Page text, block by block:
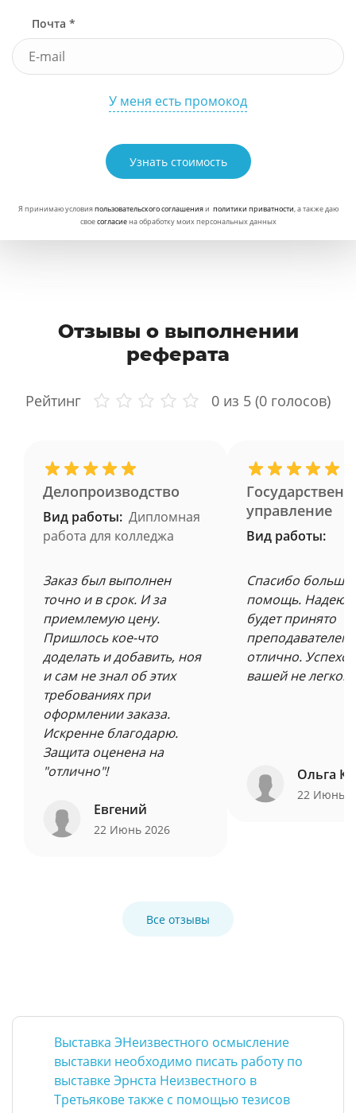
Почта *
У меня есть промокод
Узнать стоимость
Я принимаю условияпользовательского соглашенияи политики приватности, а также даю
своесогласиена обработку моих персональных данных
Отзывы о выполнении
реферата
Рейтинг 0 из 5 (0 голосов)
Делопроизводство
Вид работы: Дипломная
работа для колледжа
Заказ был выполнен
точно и в срок. И за
приемлемую цену.
Пришлось кое-что
доделать и добавить, ноя
и сам не знал об этих
требованиях при
оформлении заказа.
Искренне благодарю.
Защита оценена на
"отлично"!
Евгений
22 Июнь 2026
управление
Вид работы:
Спасибо
помощь.
будет принято
преподавателем
отлично.
вашей не легкой
Ольга
22 Июнь
Все отзывы
Выставка ЭНеизвестного осмысление
выставки необходимо писать работу по
выставке Эрнста Неизвестного в
Третьякове также с помощью тезисов